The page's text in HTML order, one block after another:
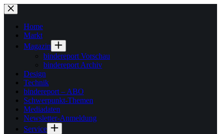
Zum
Inhalt
springenHome
Markt
Magazin
bindereport Vorschau
bindereport Archiv
Design
Technik
bindereport – ABO
Schwerpunkt-Themen
Mediadaten
Newsletter-Anmeldung
Service